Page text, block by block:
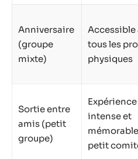
Anniversaire
(groupe
mixte)
Accessible
tous les
physiques
Sortie entre
amis (petit
groupe)
Expérience
intense et
petit